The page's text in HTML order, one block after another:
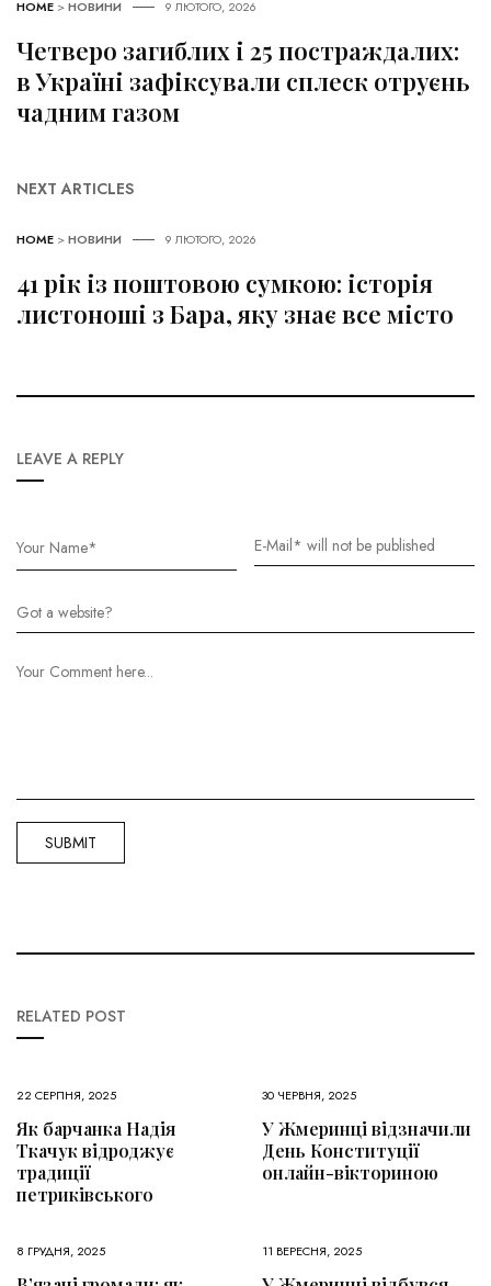
HOME >НОВИНИ 9 ЛЮТОГО, 2026
Четверо загиблих і 25 постраждалих:
в Україні зафіксували сплеск отруєнь
чадним газом
NEXT ARTICLES
HOME >НОВИНИ 9 ЛЮТОГО, 2026
41 рік із поштовою сумкою: історія
листоноші з Бара, яку знає все місто
LEAVE A REPLY
RELATED POST
22 СЕРПНЯ, 2025
Як барчанка Надія
Ткачук відроджує
традиції
петриківського
30 ЧЕРВНЯ, 2025
У Жмеринці відзначили
День Конституції
онлайн-вікториною
8 ГРУДНЯ, 2025 11 ВЕРЕСНЯ, 2025